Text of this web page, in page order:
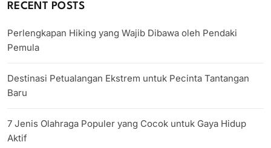
RECENT POSTS
Perlengkapan Hiking yang Wajib Dibawa oleh Pendaki
Pemula
Destinasi Petualangan Ekstrem untuk Pecinta Tantangan
Baru
7 Jenis Olahraga Populer yang Cocok untuk Gaya Hidup
Aktif